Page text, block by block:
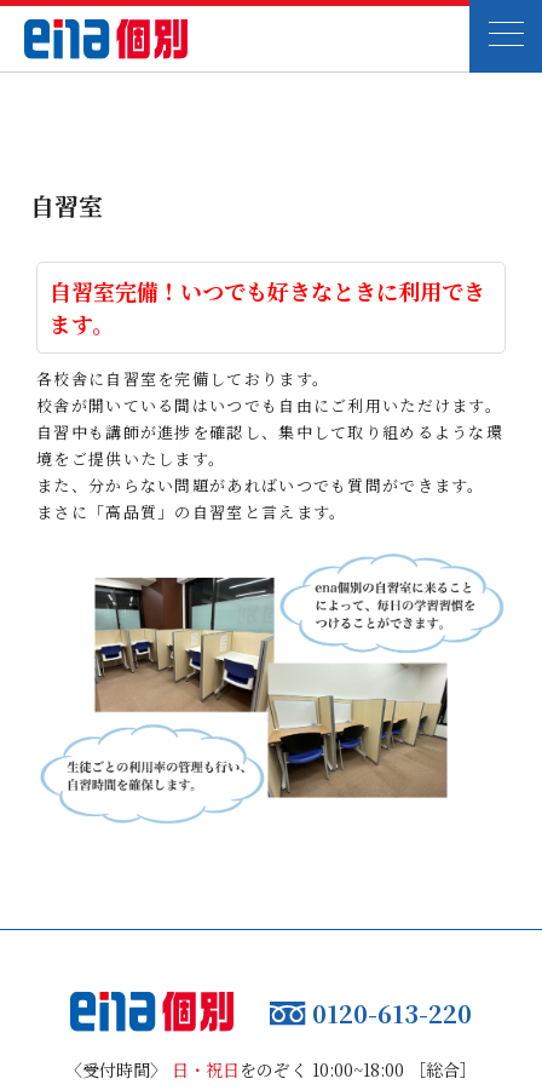
自習室
自習室完備！いつでも好きなときに利用でき
ます。
各校舎に自習室を完備しております。
校舎が開いている間はいつでも自由にご利用いただけます。
自習中も講師が進捗を確認し、集中して取り組めるような環
境をご提供いたします。
また、分からない問題があればいつでも質問ができます。
まさに「高品質」の自習室と言えます。
0120-613-220
〈受付時間〉 日・祝日 をのぞく 10:00~18:00 ［総合］